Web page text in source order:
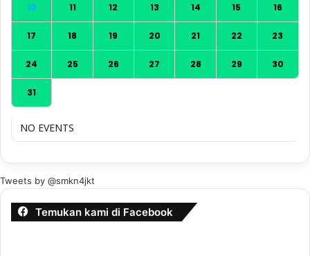
10 11 12 13 14 15 16
17 18 19 20 21 22 23
24 25 26 27 28 29 30
31
NO EVENTS
Tweets by @smkn4jkt
Temukan kami di Facebook